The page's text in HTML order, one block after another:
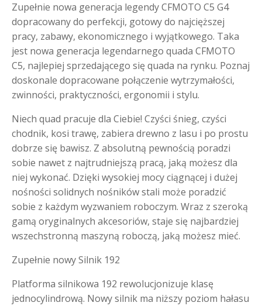
Zupełnie nowa generacja legendy CFMOTO C5 G4
dopracowany do perfekcji, gotowy do najcięższej
pracy, zabawy, ekonomicznego i wyjątkowego. Taka
jest nowa generacja legendarnego quada CFMOTO
C5, najlepiej sprzedającego się quada na rynku. Poznaj
doskonale dopracowane połączenie wytrzymałości,
zwinności, praktyczności, ergonomii i stylu.
Niech quad pracuje dla Ciebie! Czyści śnieg, czyści
chodnik, kosi trawę, zabiera drewno z lasu i po prostu
dobrze się bawisz. Z absolutną pewnością poradzi
sobie nawet z najtrudniejszą pracą, jaką możesz dla
niej wykonać. Dzięki wysokiej mocy ciągnącej i dużej
nośności solidnych nośników stali może poradzić
sobie z każdym wyzwaniem roboczym. Wraz z szeroką
gamą oryginalnych akcesoriów, staje się najbardziej
wszechstronną maszyną roboczą, jaką możesz mieć.
Zupełnie nowy Silnik 192
Platforma silnikowa 192 rewolucjonizuje klasę
jednocylindrową. Nowy silnik ma niższy poziom hałasu